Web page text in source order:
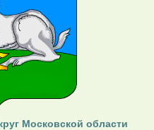
Московской области